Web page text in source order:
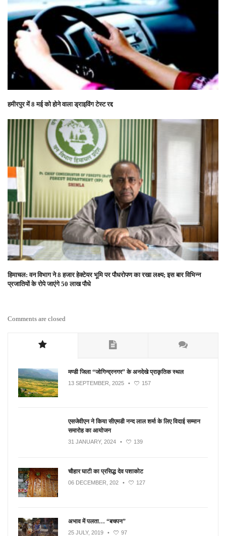
हमीरपुर में 8 मई को होने वाला ड्राइविंग टेस्ट रद्द
हिमाचल: वन विभाग ने 8 हजार हेक्टेयर भूमि पर पौधरोपण का रखा लक्ष्य; इस बार विभिन्न
प्रजातियों के रोपे जाएंगे 50 लाख पौधे
Comments are closed
मण्डी जिला “जोगिन्द्रनगर” के अनदेखे प्राकृतिक स्थल
13 SEPTEMBER, 2025 • 157
एसजेवीएन ने किया सीएमडी नन्‍द लाल शर्मा के लिए विदाई सम्मान
समारोह का आयोजन
31 JANUARY, 2024 • 139
चौहार घाटी का प्रसिद्ध देव पशाकोट
06 DECEMBER, 202 • 127
अभाव में पलता… “बचपन”
25 JULY, 2019 • 97